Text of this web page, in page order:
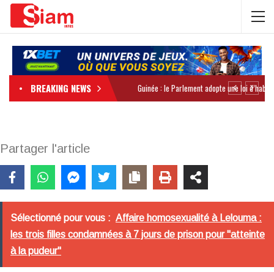
BREAKING NEWS
Partager l'article
Sélectionné pour vous : Affaire homosexualité à Lelouma :
les trois filles condamnées à 7 jours de prison pour "atteinte
à la pudeur"